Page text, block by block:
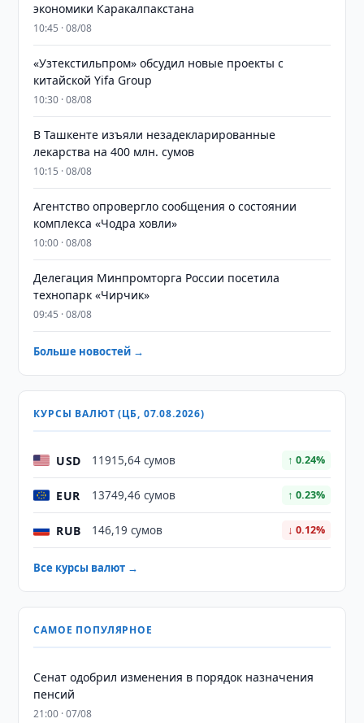
экономики Каракалпакстана
10:45 · 08/08
«Узтекстильпром» обсудил новые проекты с
китайской Yifa Group
10:30 · 08/08
​​​​​​​В Ташкенте изъяли незадекларированные
лекарства на 400 млн. сумов
10:15 · 08/08
Агентство опровергло сообщения о состоянии
комплекса «Чодра ховли»
10:00 · 08/08
Делегация Минпромторга России посетила
технопарк «Чирчик»
09:45 · 08/08
Больше новостей →
КУРСЫ ВАЛЮТ (ЦБ, 07.08.2026)
USD 11915,64 сумов ↑ 0.24%
EUR 13749,46 сумов ↑ 0.23%
RUB 146,19 сумов ↓ 0.12%
Все курсы валют →
САМОЕ ПОПУЛЯРНОЕ
Сенат одобрил изменения в порядок назначения
пенсий
21:00 · 07/08